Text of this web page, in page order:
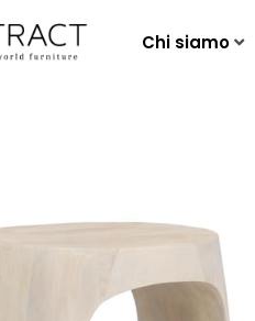
Chi siamo